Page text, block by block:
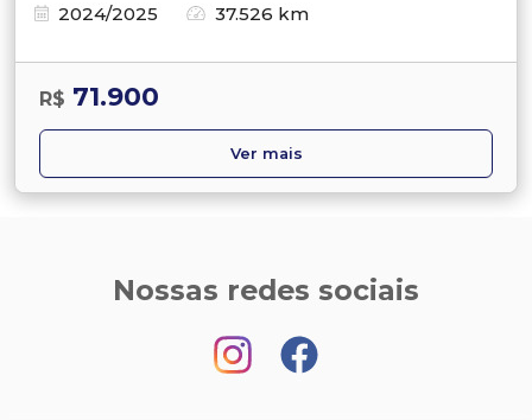
2024/2025
37.526 km
R$ 71.900
Ver mais
Nossas redes sociais